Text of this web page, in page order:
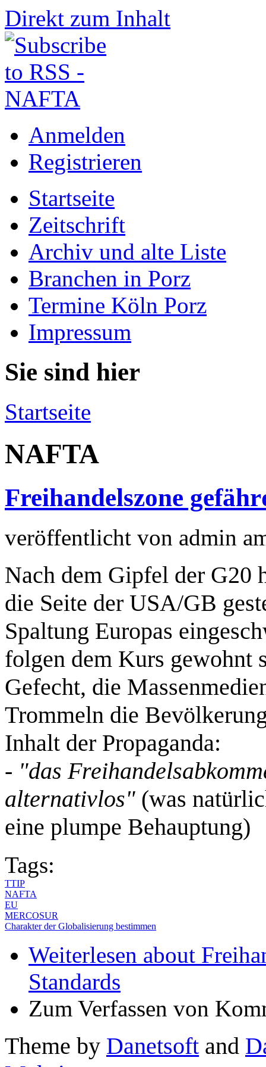
Direkt zum Inhalt
Anmelden
Registrieren
Startseite
Zeitschrift
Archiv und alte Liste
Branchen in Porz
Termine Köln Porz
Impressum
Sie sind hier
Startseite
NAFTA
Freihandelszone
veröffentlicht von admin
Nach dem Gipfel der G20
die Seite der USA/GB
Spaltung Europas
folgen dem Kurs gewohnt
Gefecht, die
Trommeln die
Inhalt der Propaganda:
- "das
alternativlos" (was
eine plumpe Behauptung)
Tags:
TTIP
NAFTA
EU
MERCOSUR
Charakter der Globalisierung bestimmen
Weiterlesen about
Standards
Zum Verfassen von
Theme by Danetsoft and